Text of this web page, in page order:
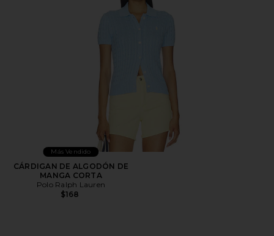
Más Vendido
CÁRDIGAN DE ALGODÓN DE
MANGA CORTA
Polo Ralph Lauren
$168